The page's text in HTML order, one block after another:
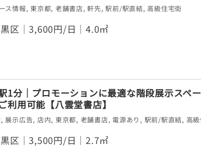
ス情報, 東京都, 老舗書店,軒先,駅前/駅直結, 高級住宅街
区｜3,600円/日｜4.0㎡
1分｜プロモーションに最適な階段展示スペ
利用可能【八雲堂書店】
, 展示広告, 店内, 東京都, 老舗書店, 電源あり , 駅前/駅直結, 高
区｜3,500円/日｜2.7㎡